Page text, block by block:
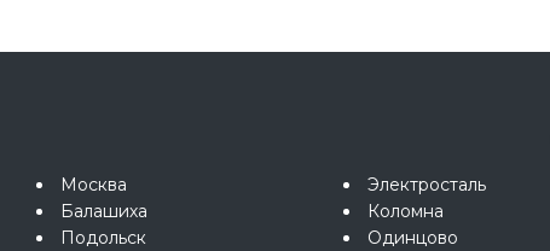
Москва
Балашиха
Подольск
Электросталь
Коломна
Одинцово